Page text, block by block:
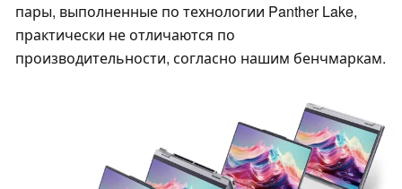
пары, выполненные по технологии Panther Lake,
практически не отличаются по
производительности, согласно нашим бенчмаркам.